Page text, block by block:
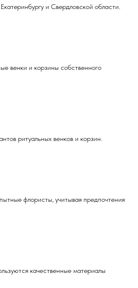
и Свердловской области.
венки и корзины собственного
ритуальных венков и корзин.
флористы, учитывая предпочтения
качественные материалы